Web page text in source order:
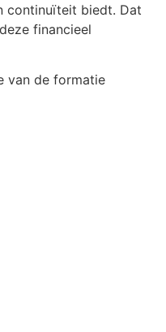
continuïteit biedt. Dat
financieel
van de formatie